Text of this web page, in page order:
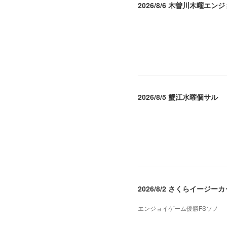
2026/8/6 木曽川木曜エン
2026/8/5 蟹江水曜個サル
2026/8/2 さくらイージーカ
エンジョイゲーム優勝FSソノ